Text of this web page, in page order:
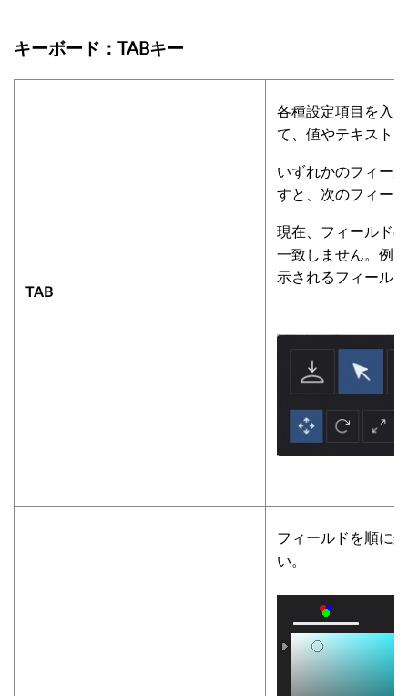
キーボード：TABキー
TAB
各種設定項目を入
て、値やテキスト
いずれかのフィー
すと、次のフィー
現在、フィールド
一致しません。例
示されるフィール
フィールドを順に
い。